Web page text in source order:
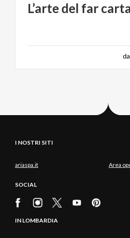
L’artedel far
da
I NOSTRI SITI
ariaspa.it Area
SOCIAL
IN LOMBARDIA